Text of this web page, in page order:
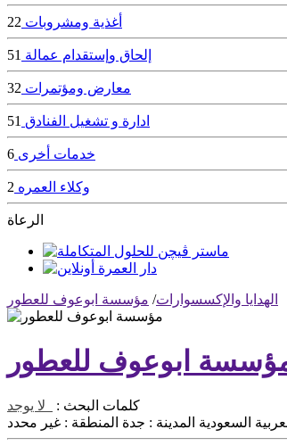
أغذية ومشروبات 22
إلحاق وإستقدام عمالة 51
معارض ومؤتمرات 32
ادارة و تشغيل الفنادق 51
خدمات أخرى 6
وكلاء العمره 2
الرعاة
الهدايا والإكسسوارات/ مؤسسة ابوعوف للعطور
ابوعوف للعطور
كلمات البحث :
لا يوجد
السعودية المدينة : جدة المنطقة : غير محدد